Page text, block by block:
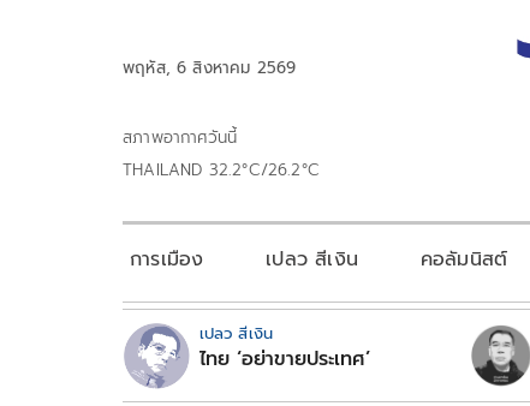
พฤหัส, 6 สิงหาคม 2569
สภาพอากาศวันนี้
THAILAND 32.2°C/26.2°C
การเมือง เปลว สีเงิน คอลัมนิสต์
เปลว สีเงิน
ไทย ‘อย่าขายประเทศ’